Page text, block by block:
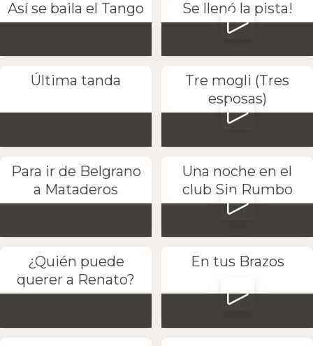
Así se baila el Tango Se llenó la pista!
Última tanda
Tre mogli (Tres
esposas)
Para ir de Belgrano
a Mataderos
Una noche en el
club Sin Rumbo
¿Quién puede
querer a Renato?
En tus Brazos